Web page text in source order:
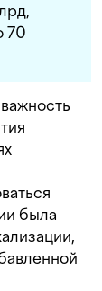
70
была